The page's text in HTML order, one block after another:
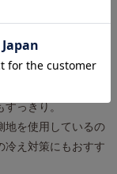
でも
すっきり。
地を使用しているの
冷え対策にもおすす